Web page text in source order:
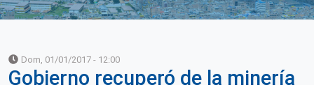
Dom, 01/01/2017 - 12:00
Gobierno recuperó de la minería